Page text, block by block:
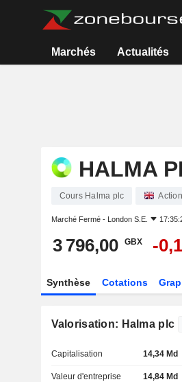
Marchés Actualités
HALMA
Cours Halma plc
Marché Fermé - London S.E.
3 796,00 GBX -
Synthèse Cotations
Valorisation: Halma plc
Capitalisation 14,34 Md
Valeur d'entreprise 14,84 Md